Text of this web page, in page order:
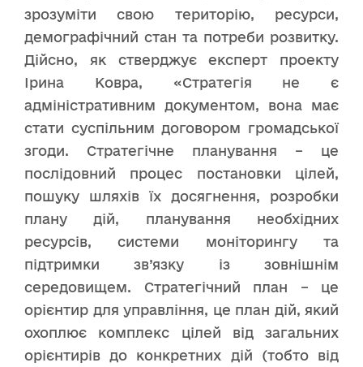
зрозуміти свою територію, ресурси,
демографічний стан та потреби розвитку.
Дійсно, як стверджує експерт проекту
Ірина Ковра, «Стратегія не є
адміністративним документом, вона має
стати суспільним договором громадської
згоди. Стратегічне планування – це
послідовний процес постановки цілей,
пошуку шляхів їх досягнення, розробки
плану дій, планування необхідних
ресурсів, системи моніторингу та
підтримки зв’язку із зовнішнім
середовищем. Стратегічний план – це
орієнтир для управління, це план дій, який
охоплює комплекс цілей від загальних
орієнтирів до конкретних дій (тобто від